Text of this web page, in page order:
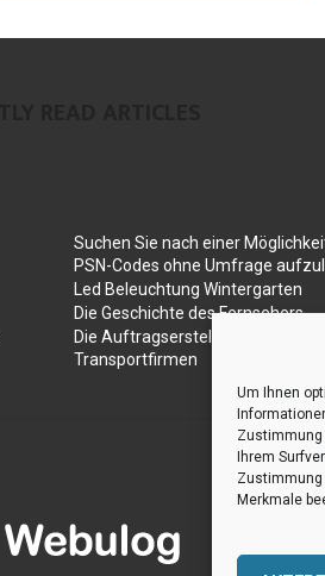
Um Ihnen
Zustimmung
Ihrem
Zustimmung
Merkmale
Suchen Sie nach einer
PSN-Codes ohne Umfrage
Led Beleuchtung Wintergarten
Die Geschichte des Fernsehers
Die Auftragserstellung für
Transportfirmen